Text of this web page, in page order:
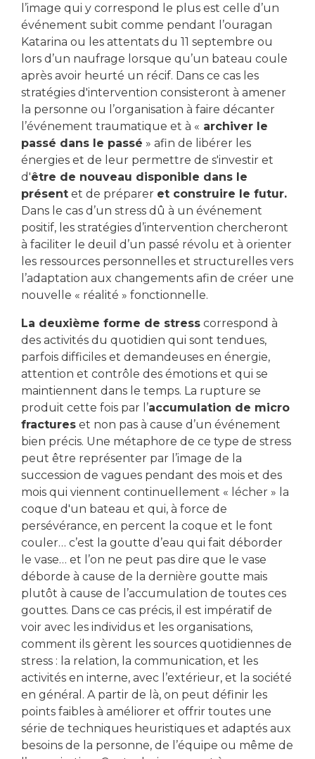
l’image qui y correspond le plus est celle d’un
événement subit comme pendant l’ouragan
Katarina ou les attentats du 11 septembre ou
lors d’un naufrage lorsque qu’un bateau coule
après avoir heurté un récif. Dans ce cas les
stratégies d'intervention consisteront à amener
la personne ou l’organisation à faire décanter
l’événement traumatique et à « archiver le
passé dans le passé » afin de libérer les
énergies et de leur permettre de s'investir et
d'être de nouveau disponible dans le
présent et de préparer et construire le futur.
Dans le cas d’un stress dû à un événement
positif, les stratégies d’intervention chercheront
à faciliter le deuil d’un passé révolu et à orienter
les ressources personnelles et structurelles vers
l’adaptation aux changements afin de créer une
nouvelle « réalité » fonctionnelle.
La deuxième forme de stress correspond à
des activités du quotidien qui sont tendues,
parfois difficiles et demandeuses en énergie,
attention et contrôle des émotions et qui se
maintiennent dans le temps. La rupture se
produit cette fois par l’accumulation de micro
fractures et non pas à cause d’un événement
bien précis. Une métaphore de ce type de stress
peut être représenter par l’image de la
succession de vagues pendant des mois et des
mois qui viennent continuellement « lécher » la
coque d'un bateau et qui, à force de
persévérance, en percent la coque et le font
couler… c’est la goutte d’eau qui fait déborder
le vase… et l’on ne peut pas dire que le vase
déborde à cause de la dernière goutte mais
plutôt à cause de l’accumulation de toutes ces
gouttes. Dans ce cas précis, il est impératif de
voir avec les individus et les organisations,
comment ils gèrent les sources quotidiennes de
stress : la relation, la communication, et les
activités en interne, avec l’extérieur, et la société
en général. A partir de là, on peut définir les
points faibles à améliorer et offrir toutes une
série de techniques heuristiques et adaptés aux
besoins de la personne, de l’équipe ou même de